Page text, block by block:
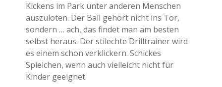
Kickens im Park unter anderen Menschen
auszuloten. Der Ball gehört nicht ins Tor,
sondern … ach, das findet man am besten
selbst heraus. Der stilechte Drilltrainer wird
es einem schon verklickern. Schickes
Spielchen, wenn auch vielleicht nicht für
Kinder geeignet.